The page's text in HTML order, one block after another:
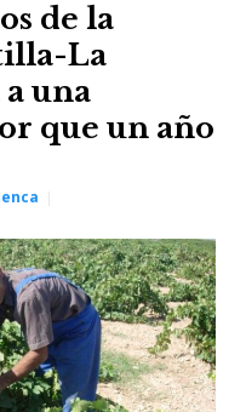
de la
La
una
que un año